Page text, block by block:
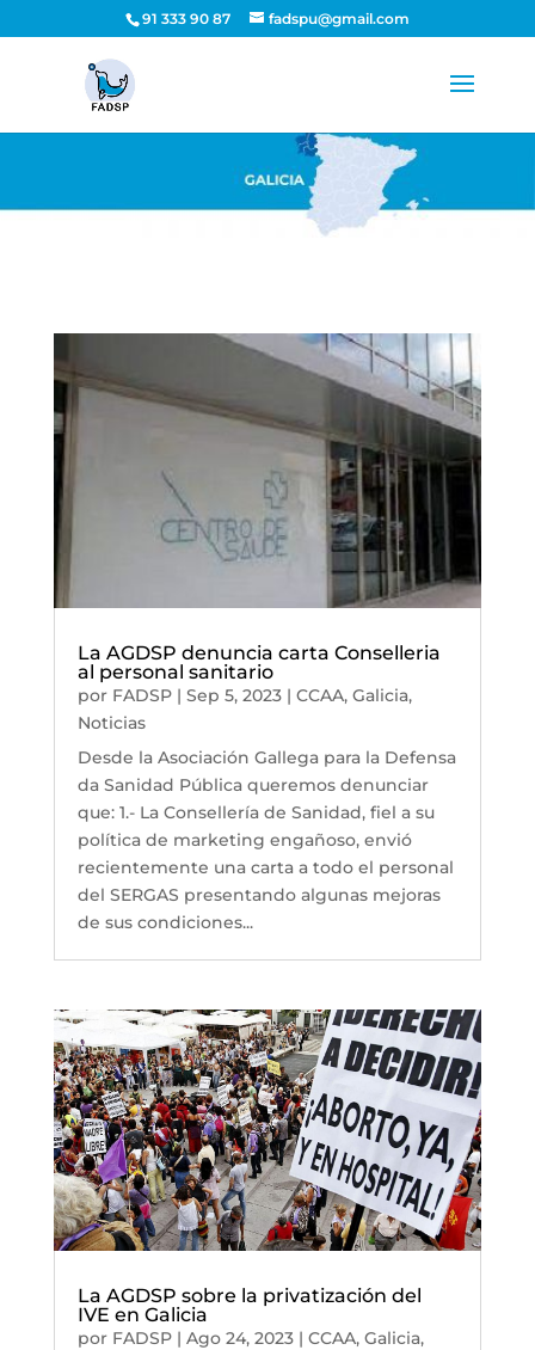
91 333 90 87 fadspu@gmail.com
La AGDSP denuncia carta Conselleria
al personal sanitario
por FADSP| Sep 5, 2023| CCAA, Galicia,
Noticias
Desde la Asociación Gallega para la Defensa
da Sanidad Pública queremos denunciar
que: 1.- La Consellería de Sanidad, fiel a su
política de marketing engañoso, envió
recientemente una carta a todo el personal
del SERGAS presentando algunas mejoras
de sus condiciones...
La AGDSP sobre la privatización del
IVE en Galicia
por FADSP| Ago 24, 2023| CCAA, Galicia,